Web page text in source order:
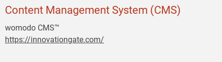
Content Management System (CMS)
womodo CMS™
https://innovationgate.com/